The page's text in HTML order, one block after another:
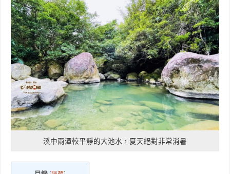
溪中兩潭較平靜的大池水，夏天絕對非常消暑